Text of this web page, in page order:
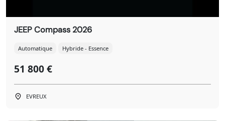
JEEP Compass 2026
Automatique Hybride - Essence
51 800 €
EVREUX